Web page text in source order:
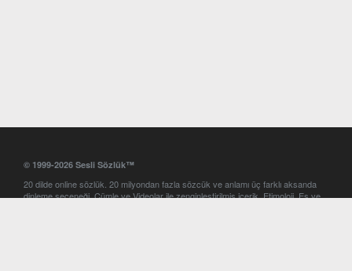
© 1999-2026 Sesli Sözlük™
20 dilde online sözlük. 20 milyondan fazla sözcük ve anlamı üç farklı aksanda
dinleme seçeneği. Cümle ve Videolar ile zenginleştirilmiş içerik. Etimoloji, Eş ve